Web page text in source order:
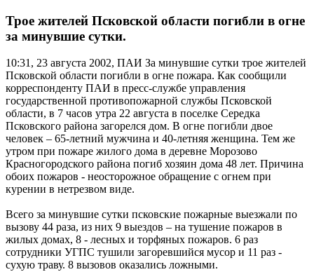
Трое жителей Псковской области погибли в огне
за минувшие сутки.
10:31, 23 августа 2002, ПАИ За минувшие сутки трое жителей
Псковской области погибли в огне пожара. Как сообщили
корреспонденту ПАИ в пресс-службе управления
государственной противопожарной службы Псковской
области, в 7 часов утра 22 августа в поселке Середка
Псковского района загорелся дом. В огне погибли двое
человек – 65-летний мужчина и 40-летняя женщина. Тем же
утром при пожаре жилого дома в деревне Морозово
Красногородского района погиб хозяин дома 48 лет. Причина
обоих пожаров - неосторожное обращение с огнем при
курении в нетрезвом виде.
Всего за минувшие сутки псковские пожарные выезжали по
вызову 44 раза, из них 9 выездов – на тушение пожаров в
жилых домах, 8 - лесных и торфяных пожаров. 6 раз
сотрудники УГПС тушили загоревшийся мусор и 11 раз -
сухую траву. 8 вызовов оказались ложными.